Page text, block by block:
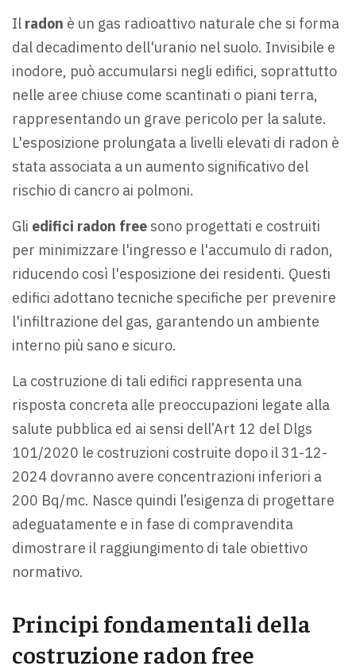
Il radon è un gas radioattivo naturale che si forma
dal decadimento dell'uranio nel suolo. Invisibile e
inodore, può accumularsi negli edifici, soprattutto
nelle aree chiuse come scantinati o piani terra,
rappresentando un grave pericolo per la salute.
L'esposizione prolungata a livelli elevati di radon è
stata associata a un aumento significativo del
rischio di cancro ai polmoni.
Gli edifici radon free sono progettati e costruiti
per minimizzare l'ingresso e l'accumulo di radon,
riducendo così l'esposizione dei residenti. Questi
edifici adottano tecniche specifiche per prevenire
l'infiltrazione del gas, garantendo un ambiente
interno più sano e sicuro.
La costruzione di tali edifici rappresenta una
risposta concreta alle preoccupazioni legate alla
salute pubblica ed ai sensi dell’Art 12 del Dlgs
101/2020 le costruzioni costruite dopo il 31-12-
2024 dovranno avere concentrazioni inferiori a
200 Bq/mc. Nasce quindi l’esigenza di progettare
adeguatamente e in fase di compravendita
dimostrare il raggiungimento di tale obiettivo
normativo.
Principi fondamentali della
costruzione radon free